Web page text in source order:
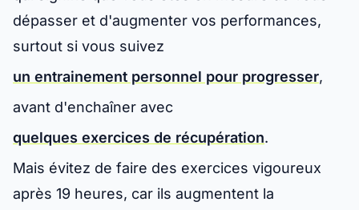
dépasser et d'augmenter vos performances,
surtout si vous suivez
un entrainement personnel pour progresser,
avant d'enchaîner avec
quelques exercices de récupération.
Mais évitez de faire des exercices vigoureux
après 19 heures, car ils augmentent la